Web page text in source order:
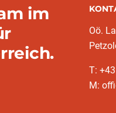
im
Oö.
T:
M: